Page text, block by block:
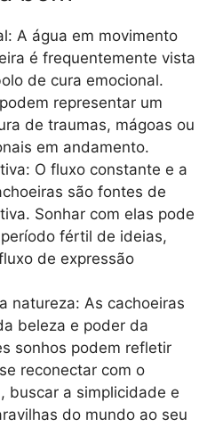
A água em movimento
é frequentemente vista
de cura emocional.
representar um
de traumas, mágoas ou
em andamento.
O fluxo constante e a
são fontes de
Sonhar com elas pode
fértil de ideias,
de expressão
natureza: As cachoeiras
beleza e poder da
sonhos podem refletir
reconectar com o
buscar a simplicidade e
do mundo ao seu